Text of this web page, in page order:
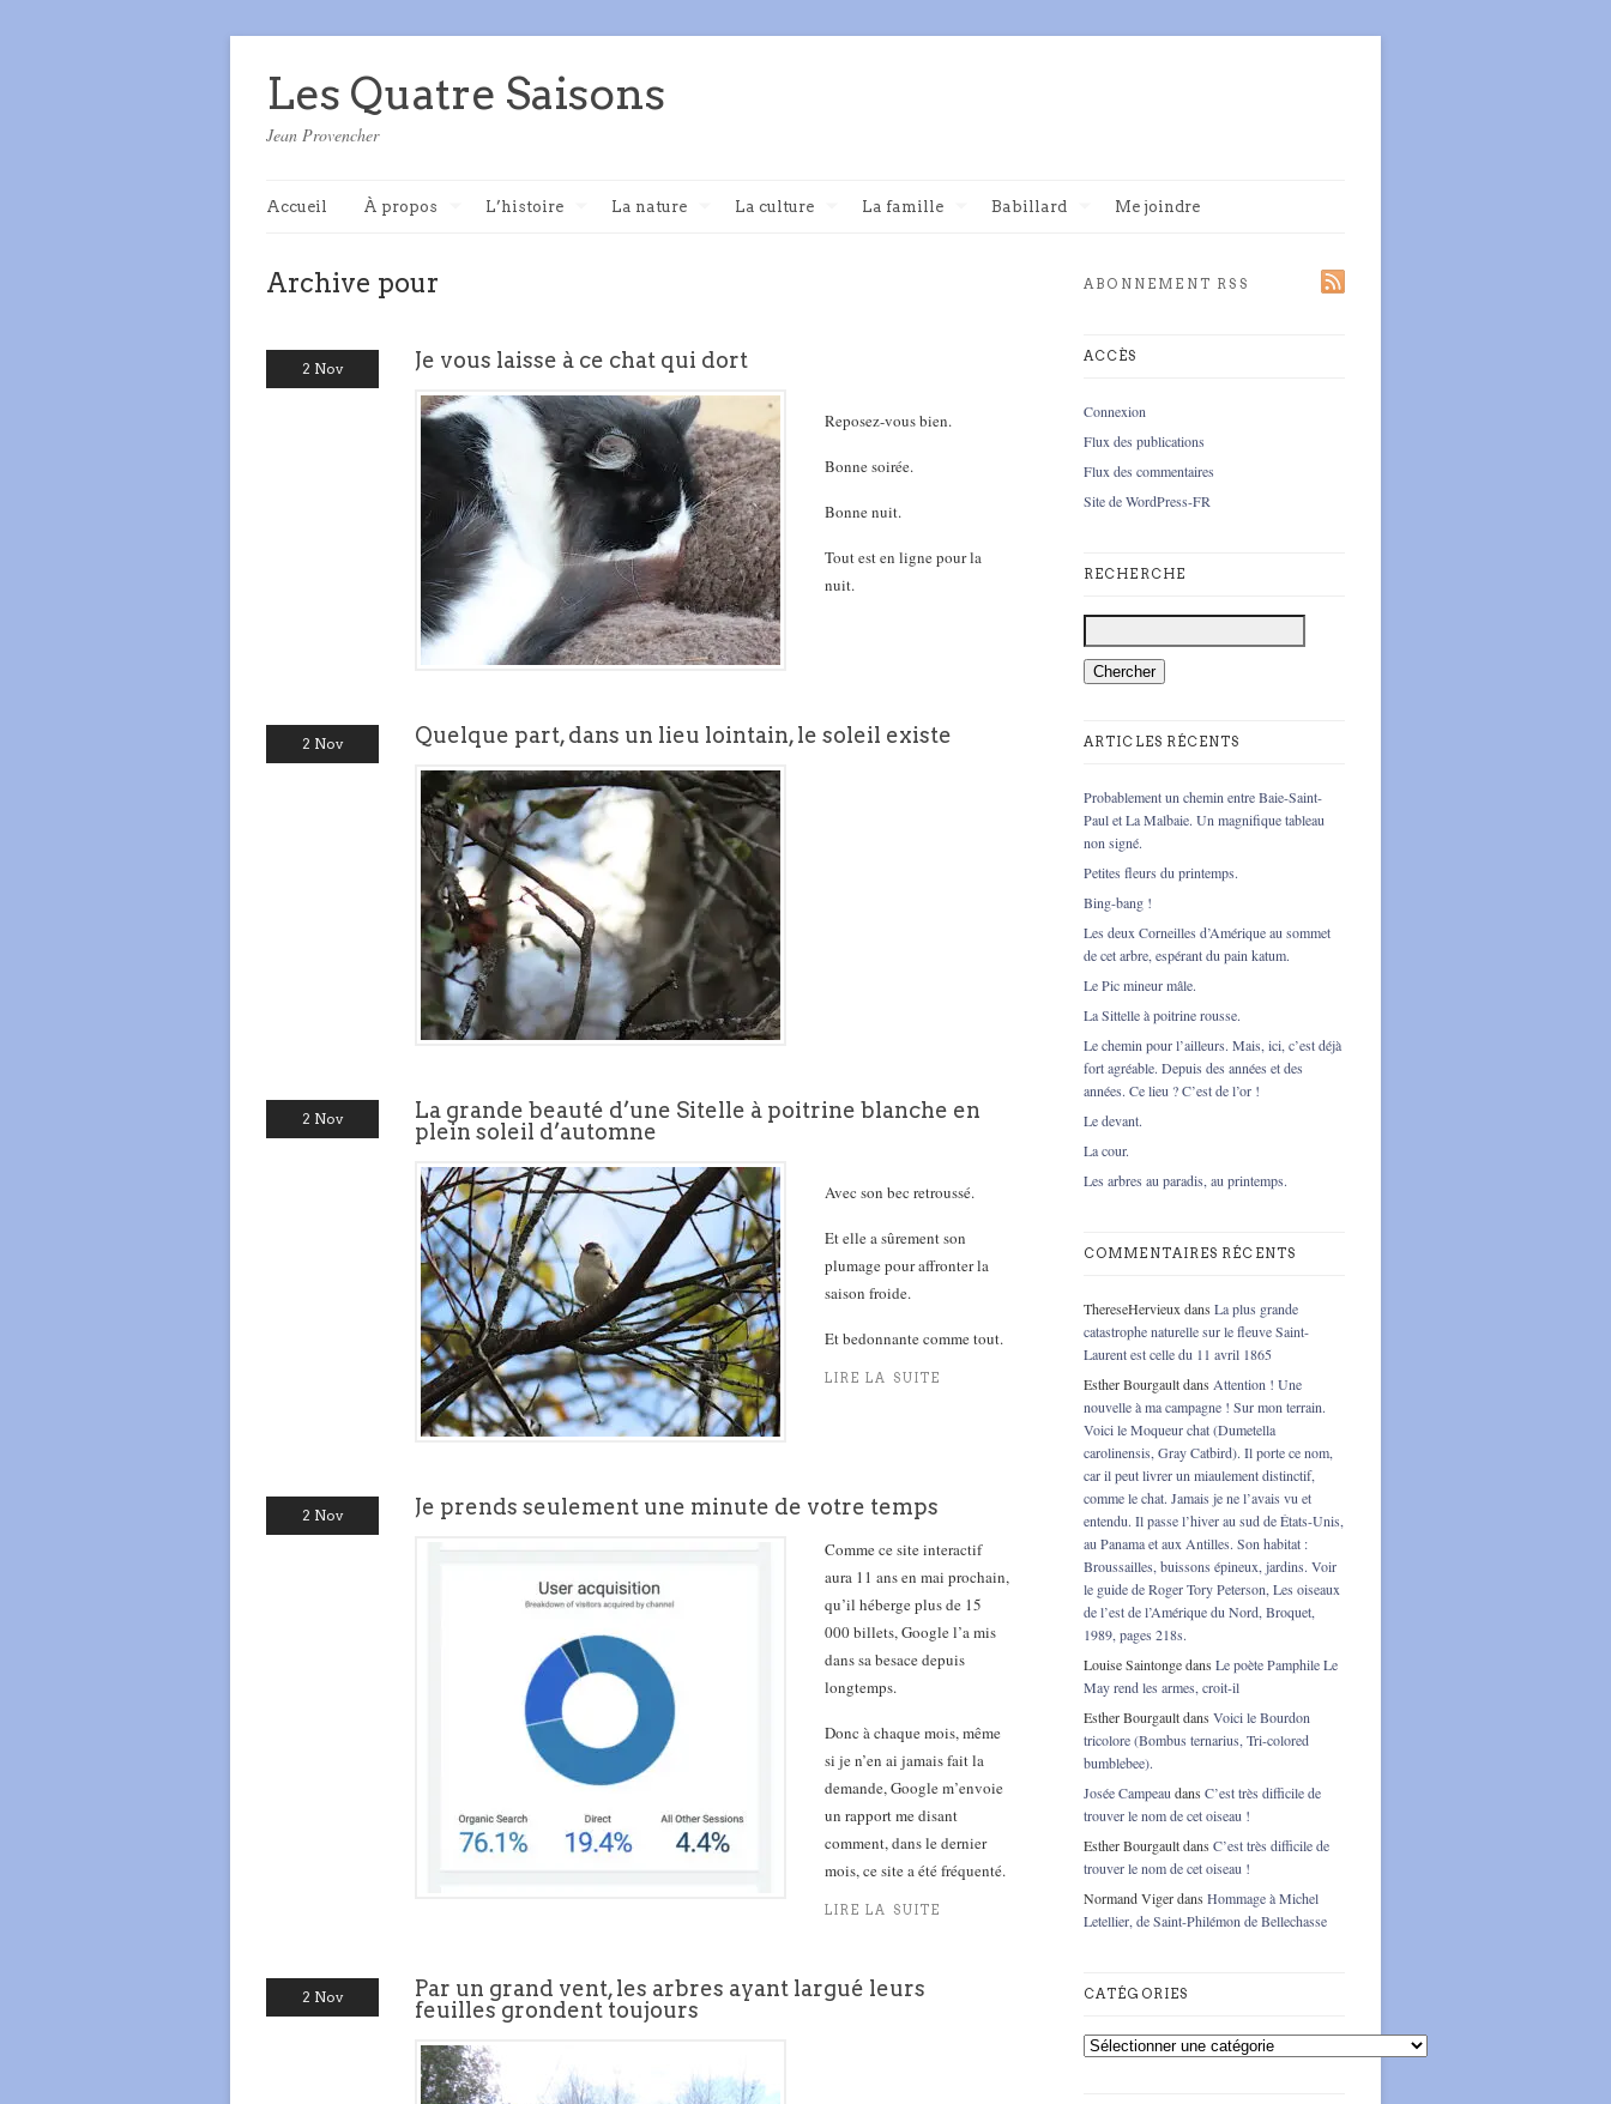
Les Quatre Saisons
Jean Provencher
Accueil À propos L’histoire La nature La culture La famille Babillard Me joindre
Archive pour
2 Nov Je vous laisse à ce chat qui dort
Reposez-vous bien.
Bonne soirée.
Bonne nuit.
Tout est en ligne pour la
nuit.
2 Nov Quelque part, dans un lieu lointain, le soleil existe
2 Nov
La grande beauté d’une Sitelle à poitrine blanche en
plein soleil d’automne
Avec son bec retroussé.
Et elle a sûrement son
plumage pour affronter la
saison froide.
Et bedonnante comme tout.
LIRE LA SUITE
2 Nov Je prends seulement une minute de votre temps
Comme ce site interactif
aura 11 ans en mai prochain,
qu’il héberge plus de 15
000 billets, Google l’a mis
dans sa besace depuis
longtemps.
Donc à chaque mois, même
si je n’en ai jamais fait la
demande, Google m’envoie
un rapport me disant
comment, dans le dernier
mois, ce site a été fréquenté.
LIRE LA SUITE
2 Nov
Par un grand vent, les arbres ayant largué leurs
feuilles grondent toujours
ABONNEMENT RSS
ACCÈS
Connexion
Flux des publications
Flux des commentaires
Site de WordPress-FR
RECHERCHE
ARTICLES RÉCENTS
Probablement un chemin entre Baie-Saint-
Paul et La Malbaie. Un magnifique tableau
non signé.
Petites fleurs du printemps.
Bing-bang !
Les deux Corneilles d’Amérique au sommet
de cet arbre, espérant du pain katum.
Le Pic mineur mâle.
La Sittelle à poitrine rousse.
Le chemin pour l’ailleurs. Mais, ici, c’est déjà
fort agréable. Depuis des années et des
années. Ce lieu ? C’est de l’or !
Le devant.
La cour.
Les arbres au paradis, au printemps.
COMMENTAIRES RÉCENTS
ThereseHervieux dans La plus grande
catastrophe naturelle sur le fleuve Saint-
Laurent est celle du 11 avril 1865
Esther Bourgaultdans Attention ! Une
nouvelle à ma campagne ! Sur mon terrain.
Voici le Moqueur chat (Dumetella
carolinensis, Gray Catbird). Il porte ce nom,
car il peut livrer un miaulement distinctif,
comme le chat. Jamais je ne l’avais vu et
entendu. Il passe l’hiver au sud de États-Unis,
au Panama et aux Antilles. Son habitat :
Broussailles, buissons épineux, jardins. Voir
le guide de Roger Tory Peterson, Les oiseaux
de l’est de l’Amérique du Nord, Broquet,
1989, pages 218s.
Louise Saintongedans Le poète Pamphile Le
May rend les armes, croit-il
Esther Bourgaultdans Voici le Bourdon
tricolore (Bombus ternarius, Tri-colored
bumblebee).
Josée Campeau dans C’est très difficile de
trouver le nom de cet oiseau !
Esther Bourgaultdans C’est très difficile de
trouver le nom de cet oiseau !
Normand Vigerdans Hommage à Michel
Letellier, de Saint-Philémon de Bellechasse
CATÉGORIES